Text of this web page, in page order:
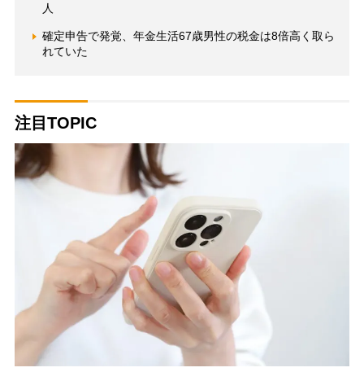
人
確定申告で発覚、年金生活67歳男性の税金は8倍高く取ら
れていた
注目TOPIC